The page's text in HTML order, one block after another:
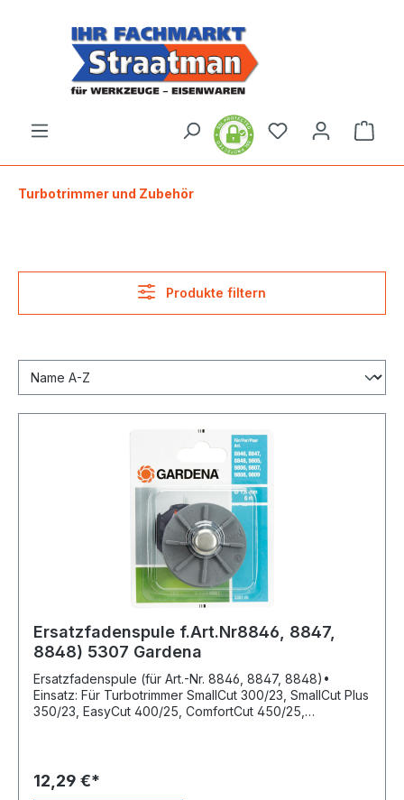
Turbotrimmer und Zubehör
Produkte filtern
Ersatzfadenspule f.Art.Nr8846, 8847,
8848) 5307 Gardena
Ersatzfadenspule (für Art.-Nr. 8846, 8847, 8848)•
Einsatz: Für Turbotrimmer SmallCut 300/23, SmallCut Plus
350/23, EasyCut 400/25, ComfortCut 450/25,
89079 Ulm, DE, +497314900, verkauf@gardena.com
12,29 €*